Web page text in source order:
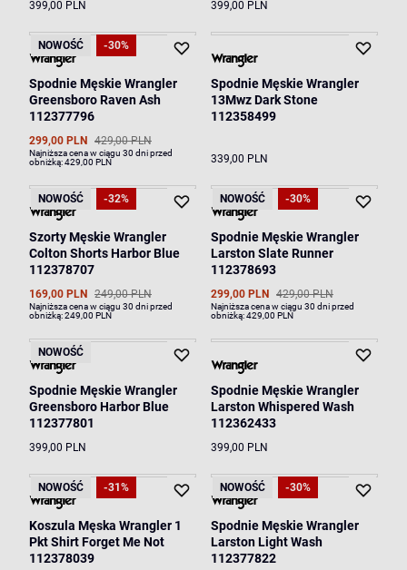
399,00 PLN 399,00 PLN
NOWOŚĆ -30%
Spodnie Męskie Wrangler
Greensboro Raven Ash
112377796
299,00 PLN 429,00 PLN
Najniższa cena w ciągu 30 dni przed
obniżką:429,00 PLN
Spodnie Męskie Wrangler
13Mwz Dark Stone
112358499
339,00 PLN
NOWOŚĆ -32%
Szorty Męskie Wrangler
Colton Shorts Harbor Blue
112378707
169,00 PLN 249,00 PLN
Najniższa cena w ciągu 30 dni przed
obniżką:249,00 PLN
NOWOŚĆ -30%
Spodnie Męskie Wrangler
Larston Slate Runner
112378693
299,00 PLN 429,00 PLN
Najniższa cena w ciągu 30 dni przed
obniżką:429,00 PLN
NOWOŚĆ
Spodnie Męskie Wrangler
Greensboro Harbor Blue
112377801
399,00 PLN
Spodnie Męskie Wrangler
Larston Whispered Wash
112362433
399,00 PLN
NOWOŚĆ -31%
Koszula Męska Wrangler 1
Pkt Shirt Forget Me Not
112378039
NOWOŚĆ -30%
Spodnie Męskie Wrangler
Larston Light Wash
112377822